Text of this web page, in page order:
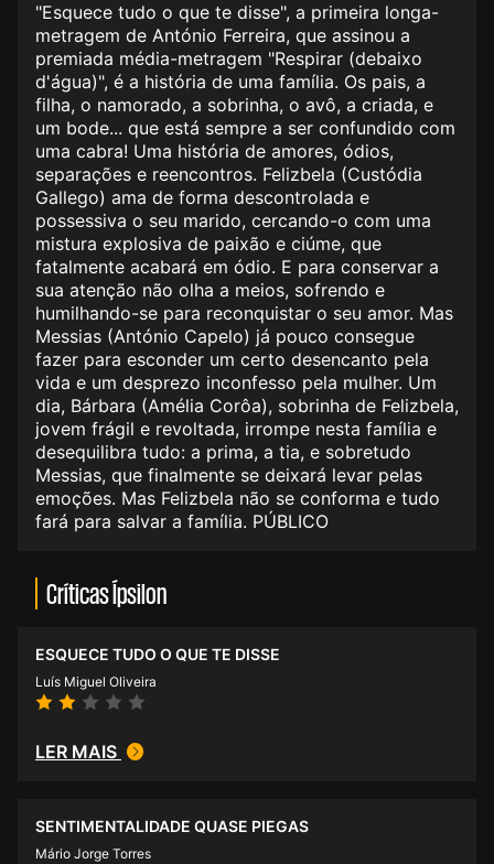
"Esquece tudo o que te disse", a primeira longa-
metragem de António Ferreira, que assinou a
premiada média-metragem "Respirar (debaixo
d'água)", é a história de uma família. Os pais, a
filha, o namorado, a sobrinha, o avô, a criada, e
um bode... que está sempre a ser confundido com
uma cabra! Uma história de amores, ódios,
separações e reencontros. Felizbela (Custódia
Gallego) ama de forma descontrolada e
possessiva o seu marido, cercando-o com uma
mistura explosiva de paixão e ciúme, que
fatalmente acabará em ódio. E para conservar a
sua atenção não olha a meios, sofrendo e
humilhando-se para reconquistar o seu amor. Mas
Messias (António Capelo) já pouco consegue
fazer para esconder um certo desencanto pela
vida e um desprezo inconfesso pela mulher. Um
dia, Bárbara (Amélia Corôa), sobrinha de Felizbela,
jovem frágil e revoltada, irrompe nesta família e
desequilibra tudo: a prima, a tia, e sobretudo
Messias, que finalmente se deixará levar pelas
emoções. Mas Felizbela não se conforma e tudo
fará para salvar a família. PÚBLICO
Críticas Ípsilon
ESQUECE TUDO O QUE TE DISSE
Luís Miguel Oliveira
LER MAIS
SENTIMENTALIDADE QUASE PIEGAS
Mário Jorge Torres